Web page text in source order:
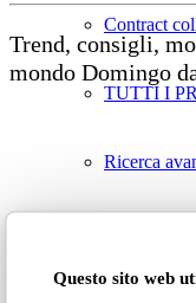
Questo sito web
Contract
TUTTI I
Ricerca
Trend, consigli,
mondo Domingo